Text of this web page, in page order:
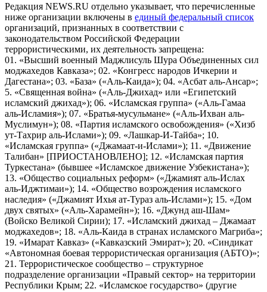
Редакция NEWS.RU отдельно указывает, что перечисленные
ниже организации включены в единый федеральный список
организаций, признанных в соответствии с
законодательством Российской Федерации
террористическими, их деятельность запрещена:
01. «Высший военный Маджлисуль Шура Объединенных сил
моджахедов Кавказа»; 02. «Конгресс народов Ичкерии и
Дагестана»; 03. «База» («Аль-Каида»); 04. «Асбат аль-Ансар»;
5. «Священная война» («Аль-Джихад» или «Египетский
исламский джихад»); 06. «Исламская группа» («Аль-Гамаа
аль-Исламия»); 07. «Братья-мусульмане» («Аль-Ихван аль-
Муслимун»); 08. «Партия исламского освобождения» («Хизб
ут-Тахрир аль-Ислами»); 09. «Лашкар-И-Тайба»; 10.
«Исламская группа» («Джамаат-и-Ислами»); 11. «Движение
Талибан» [ПРИОСТАНОВЛЕНО]; 12. «Исламская партия
Туркестана» (бывшее «Исламское движение Узбекистана»);
13. «Общество социальных реформ» («Джамият аль-Ислах
аль-Иджтимаи»); 14. «Общество возрождения исламского
наследия» («Джамият Ихья ат-Тураз аль-Ислами»); 15. «Дом
двух святых» («Аль-Харамейн»); 16. «Джунд аш-Шам»
(Войско Великой Сирии); 17. «Исламский джихад – Джамаат
моджахедов»; 18. «Аль-Каида в странах исламского Магриба»;
19. «Имарат Кавказ» («Кавказский Эмират»); 20. «Синдикат
«Автономная боевая террористическая организация (АБТО)»;
21. Террористическое сообщество – структурное
подразделение организации «Правый сектор» на территории
Республики Крым; 22. «Исламское государство» (другие